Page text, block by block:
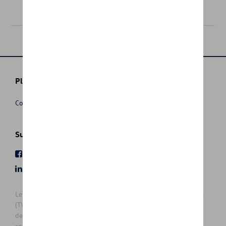
Plus d'informations
Conditions de vente
Suivez nous
Les prix affichés sur le présent site sont des prix recommandés
(TVAc), hors éventuels frais de montage. Pour connaitre le prix
de vente actuel et les éventuels frais de montage, veuillez